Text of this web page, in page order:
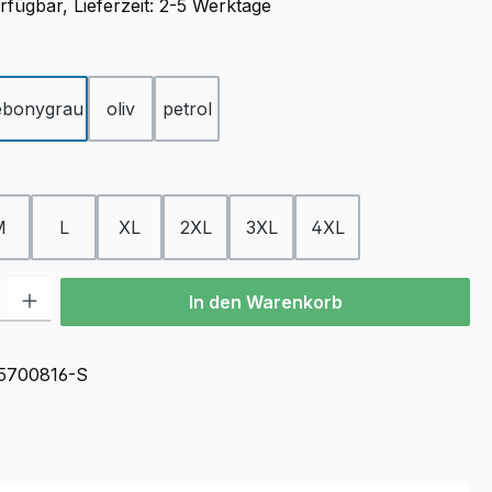
Lieferzeit: 2-5 Werktage
oliv petrol
L XL 2XL 3XL 4XL
In den Warenkorb
S